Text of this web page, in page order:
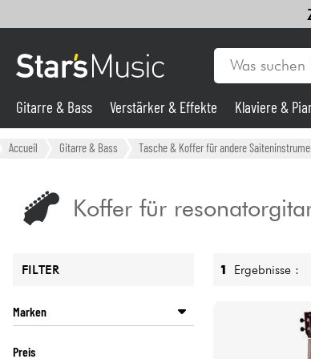
Gitarre & Bass
Violinen & Quartett
Gitarre & Bass Verstärker & Effekte Klaviere &
Accueil Gitarre & Bass Tasche & Koffer für andere
Koffer für
FILTER
Marken
Preis
1 Ergebnisse :